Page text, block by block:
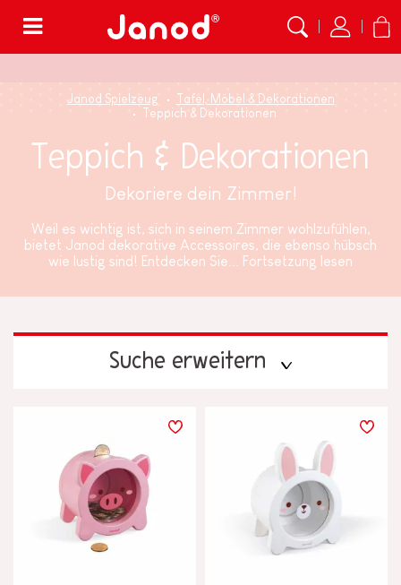
Janod Spielzeug
Tafel, Möbel & Dekorationen
Teppich & Dekorationen
Teppich & Dekorationen
Dekoriere dein Zimmer!
Weil es wichtig ist, sich in seinem Zimmer wohlzufühlen,
bietet Janod dekorative Accessoires, die ebenso hübsch
wie lustig sind! Entdecken Sie...
Fortsetzung lesen
Suche erweitern
Anfassen, sehen und hören
Ausdenken, erfinden und erschaffen
Entdecken und ausprobieren